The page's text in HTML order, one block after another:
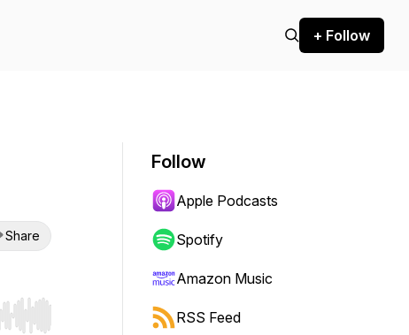
+ Follow
Share
end. Hold shift to jump forward or backward.
Follow
Apple Podcasts
Spotify
Amazon Music
RSS Feed